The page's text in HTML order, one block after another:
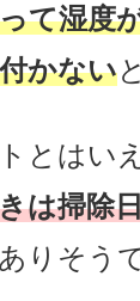
て湿度
かない
とはいえ
は掃除
りそう